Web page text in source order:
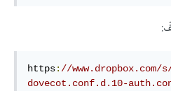
https: //www.dropbox.com/
dovecot.conf.d.10-